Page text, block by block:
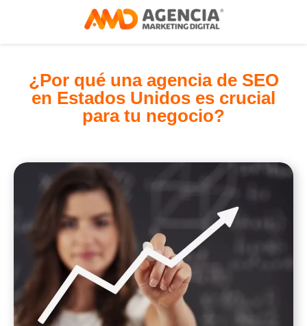
¿Por qué una agencia de SEO
en Estados Unidos es crucial
para tu negocio?